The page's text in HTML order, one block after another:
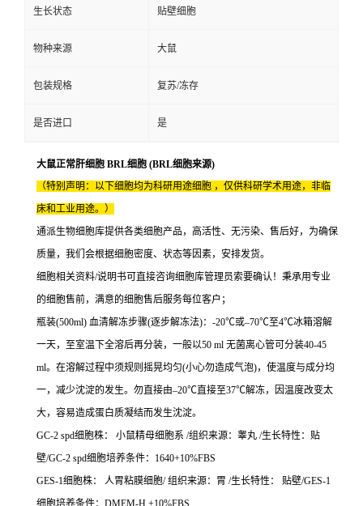
生长状态 贴壁细胞
物种来源 大鼠
包装规格 复苏/冻存
是否进口 是
大鼠正常肝细胞 BRL细胞 (BRL细胞来源)
（特别声明：以下细胞均为科研用途细胞 ，仅供科研学术用途，非临
床和工业用途。）
通派生物细胞库提供各类细胞产品，高活性、无污染、售后好，为确保
质量，我们会根据细胞密度、状态等因素，安排发货。
细胞相关资料/说明书可直接咨询细胞库管理员索要确认！秉承用专业
的细胞售前，满意的细胞售后服务每位客户；
瓶装(500ml) 血清解冻步骤(逐步解冻法)：-20℃或–70℃至4℃冰箱溶解
一天，至室温下全溶后再分装，一般以50 ml 无菌离心管可分装40-45
ml。在溶解过程中须规则摇晃均匀(小心勿造成气泡)，使温度与成分均
一，减少沈淀的发生。勿直接由–20℃直接至37℃解冻，因温度改变太
大，容易造成蛋白质凝结而发生沈淀。
GC-2 spd细胞株： 小鼠精母细胞系 /组织来源：睾丸 /生长特性：贴
壁/GC-2 spd细胞培养条件：1640+10%FBS
GES-1细胞株： 人胃粘膜细胞/ 组织来源：胃 /生长特性： 贴壁/GES-1
细胞培养条件：DMEM-H +10%FBS